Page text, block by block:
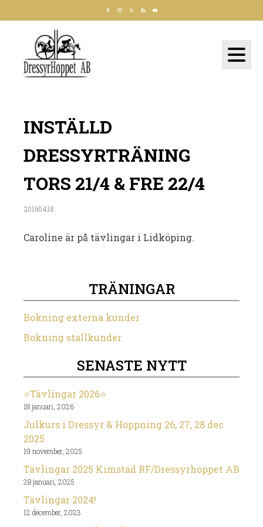
INSTÄLLD
DRESSYRTRÄNING
TORS 21/4 & FRE 22/4
20160418
Caroline är på tävlingar i Lidköping.
TRÄNINGAR
Bokning externa kunder
Bokning stallkunder
SENASTE NYTT
⭐️Tävlingar 2026⭐️
18 januari, 2026
Julkurs i Dressyr & Hoppning 26, 27, 28 dec
2025
19 november, 2025
Tävlingar 2025 Kimstad RF/Dressyrhoppet AB
28 januari, 2025
Tävlingar 2024!
12 december, 2023